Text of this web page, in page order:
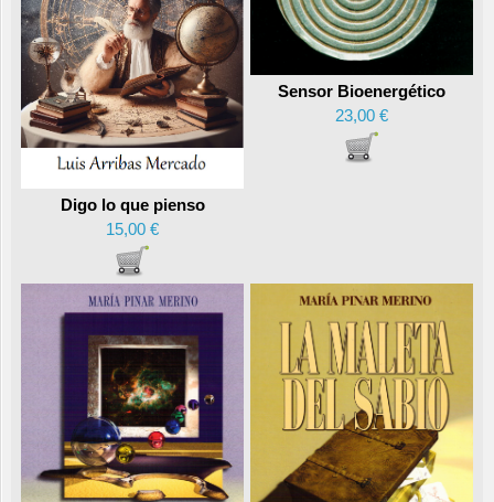
Digo lo que pienso
15,00 €
Sensor Bioenergético
23,00 €